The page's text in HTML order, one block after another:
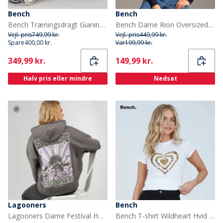
Bench
Bench Træningsdragt Gianina Sort til Kvinder
Vejl. pris749,99 kr.
Spare400,00 kr.
Current
349,99 kr.
Halv pris eller mindre
Bench
Bench Dame Rion Oversized Sweatshirt Deep Navy
Vejl. pris449,99 kr.
Var199,99 kr.
Current
149,99 kr.
Nedsat
Lagooners
Lagooners Dame Festival Hættetrøjer Grå
Bench
Bench T-shirt Wildheart Hvid til Kvinder